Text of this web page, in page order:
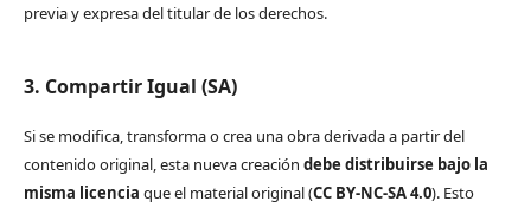
previa y expresa del titular de los derechos.
3. Compartir Igual (SA)
Si se modifica, transforma o crea una obra derivada a partir del
contenido original, esta nueva creación debe distribuirse bajo la
misma licencia que el material original (CC BY-NC-SA 4.0). Esto